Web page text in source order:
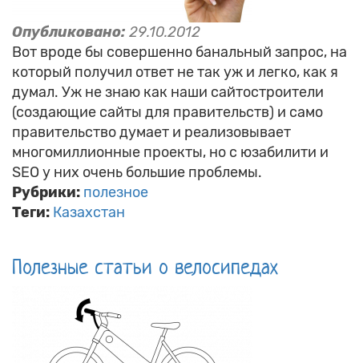
Опубликовано: 29.10.2012
Вот вроде бы совершенно банальный запрос, на
который получил ответ не так уж и легко, как я
думал. Уж не знаю как наши сайтостроители
(создающие сайты для правительств) и само
правительство думает и реализовывает
многомиллионные проекты, но с юзабилити и
SEO у них очень большие проблемы.
Рубрики: полезное
Теги: Казахстан
Полезные статьи о велосипедах